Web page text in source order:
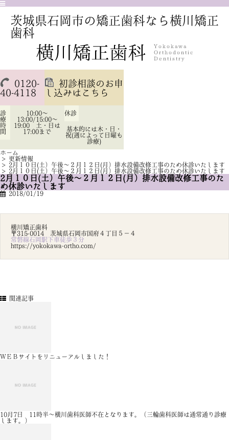
茨城県石岡市の矯正歯科なら横川矯正
歯科
0120-
40-4118
初診相談のお申
し込みはこちら
診
療
時
間
10:00～
13:00/15:00～
19:00 土・日は
17:00まで
休診
基本的には木・日・
祝(週によって日曜も
診療)
ホーム
> 更新情報
> 2月１０日(土）午後～２月１２日(月）排水設備改修工事のため休診いたします
> 2月１０日(土）午後～２月１２日(月）排水設備改修工事のため休診いたします
2月１０日(土）午後～２月１２日(月）排水設備改修工事のた
め休診いたします
2018/01/19
横川矯正歯科
〒315-0014 茨城県石岡市国府４丁目５－４
常磐線石岡駅下車徒歩３分
https://yokokawa-ortho.com/
関連記事
ＷＥＢサイトをリニューアルしました！
10月7日 11時半～横川歯科医師不在となります。（三輪歯科医師は通常通り診療
します。）